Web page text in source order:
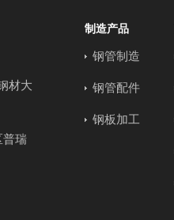
材大
普瑞
制造产品
钢管制造
钢管配件
钢板加工